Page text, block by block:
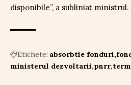
disponibile”, a subliniat ministrul.
Etichete: absorbtie fonduri
ministerul dezvoltarii pnrr